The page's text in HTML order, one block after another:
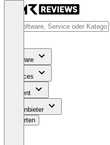
Software
Services
Content
Für Anbieter
Bewerten